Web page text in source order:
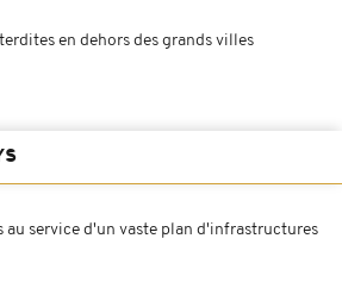
en dehors des grands villes
au service d'un vaste plan d'infrastructures